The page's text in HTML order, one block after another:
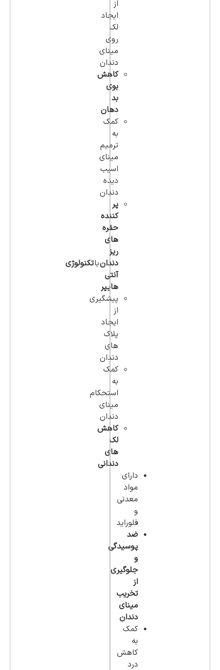
از
ایجاد
لک
روی
مینای
دندان
کاهش
بوی
بد
دهان
کمک
به
ترمیم
مینای
اسیب
دیده
دندان
پر
کننده
حفره
های
ریز
دندانباتکنولوژی
آنتی
هایپر
پیشگیری
از
ایجاد
پلاک
های
دندان
کمک
به
استحکام
مینای
دندان
کاهش
لک
های
دندانی
دارای
مواد
معدنی
و
فلوراید
ضد
پوسیدگی
و
جلوگیری
از
تخریب
مینای
دندان
کمک
به
کاهش
درد